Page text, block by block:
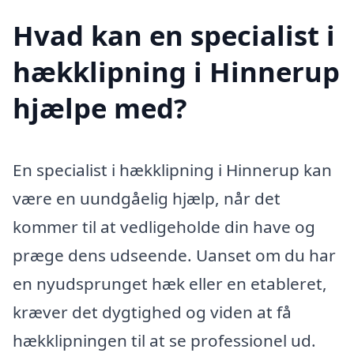
Hvad kan en specialist i
hækklipning i Hinnerup
hjælpe med?
En specialist i hækklipning i Hinnerup kan
være en uundgåelig hjælp, når det
kommer til at vedligeholde din have og
præge dens udseende. Uanset om du har
en nyudsprunget hæk eller en etableret,
kræver det dygtighed og viden at få
hækklipningen til at se professionel ud.